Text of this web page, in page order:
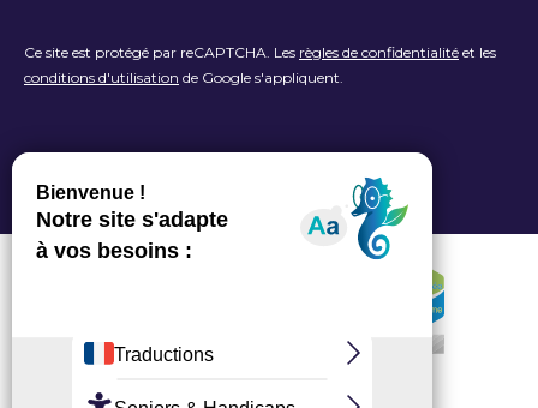
Ce site est protégé par reCAPTCHA. Les règles de confidentialité et les
conditions d'utilisation de Google s'appliquent.